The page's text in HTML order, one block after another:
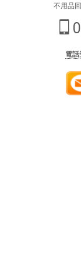
不用品
電話